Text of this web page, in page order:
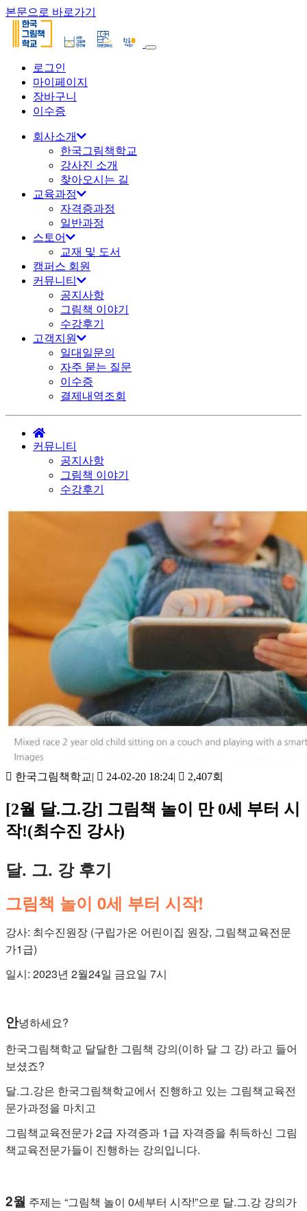
본문으로 바로가기
로그인
마이페이지
장바구니
이수증
회사소개
한국그림책학교
강사진 소개
찾아오시는 길
교육과정
자격증과정
일반과정
스토어
교재 및 도서
캠퍼스 회원
커뮤니티
공지사항
그림책 이야기
수강후기
고객지원
일대일문의
자주 묻는 질문
이수증
결제내역조회
커뮤니티
공지사항
그림책 이야기
수강후기
한국그림책학교| 24-02-20 18:24| 2,407회
[2월 달.그.강] 그림책 놀이 만 0세 부터 시
작!(최수진 강사)
달. 그. 강 후기
그림책 놀이 0세 부터 시작!
강사: 최수진원장 (구립가온 어린이집 원장, 그림책교육전문
가1급)
일시: 2023년 2월24일 금요일 7시
안녕하세요?
한국그림책학교 달달한 그림책 강의(이하 달 그 강) 라고 들어
보셨죠?
달.그.강은 한국그림책학교에서 진행하고 있는 그림책교육전
문가과정을 마치고
그림책교육전문가 2급 자격증과 1급 자격증을 취득하신 그림
책교육전문가들이 진행하는 강의입니다.
2월 주제는 “그림책 놀이 0세부터 시작!”으로 달.그.강 강의가